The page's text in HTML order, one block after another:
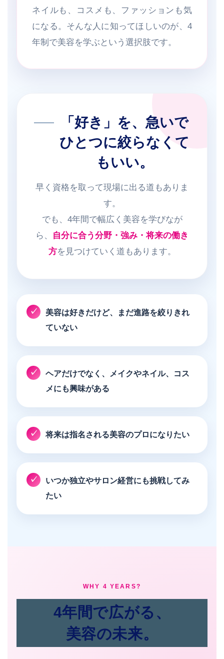
ネイルも、コスメも、ファッションも気
になる。そんな人に知ってほしいのが、4
年制で美容を学ぶという選択肢です。
「好き」を、急いで
ひとつに絞らなくて
もいい。
早く資格を取って現場に出る道もありま
す。
でも、4年間で幅広く美容を学びなが
ら、
自分に合う分野・強み・将来の働き
方を見つけていく道もあります。
美容は好きだけど、まだ進路を絞りきれ
ていない
ヘアだけでなく、メイクやネイル、コス
メにも興味がある
将来は指名される美容のプロになりたい
いつか独立やサロン経営にも挑戦してみ
たい
WHY 4 YEARS?
4年間で広がる、
美容の未来。